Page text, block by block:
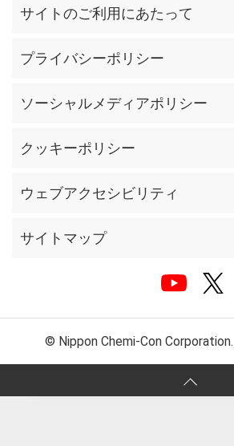
サイトのご利用にあたって
プライバシーポリシー
ソーシャルメディアポリシー
クッキーポリシー
ウェブアクセシビリティ
サイトマップ
© Nippon Chemi-Con